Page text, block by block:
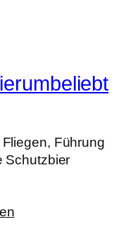
Führung
Schutzbier